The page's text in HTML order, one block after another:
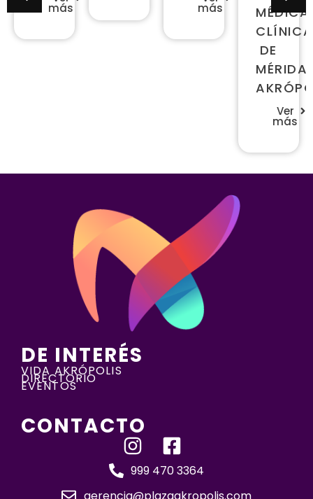
más más
MÉDICA
CLÍNICA
DE
MÉRIDA
Ver
más
DE INTERÉS
VIDA AKRÓPOLIS
DIRECTORIO
EVENTOS
CONTACTO
999 470 3364
gerencia@plazaakropolis.com